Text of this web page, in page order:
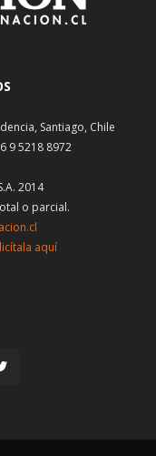
Santiago, Chile
9 5218 8972
2014
o parcial.
aquí